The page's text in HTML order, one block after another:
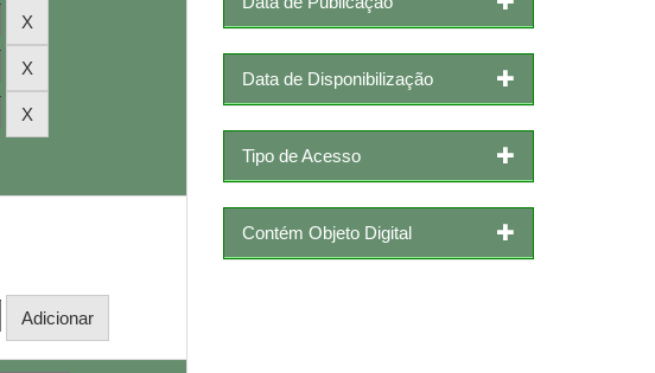
Data de Disponibilização
Tipo de Acesso
Contém Objeto Digital